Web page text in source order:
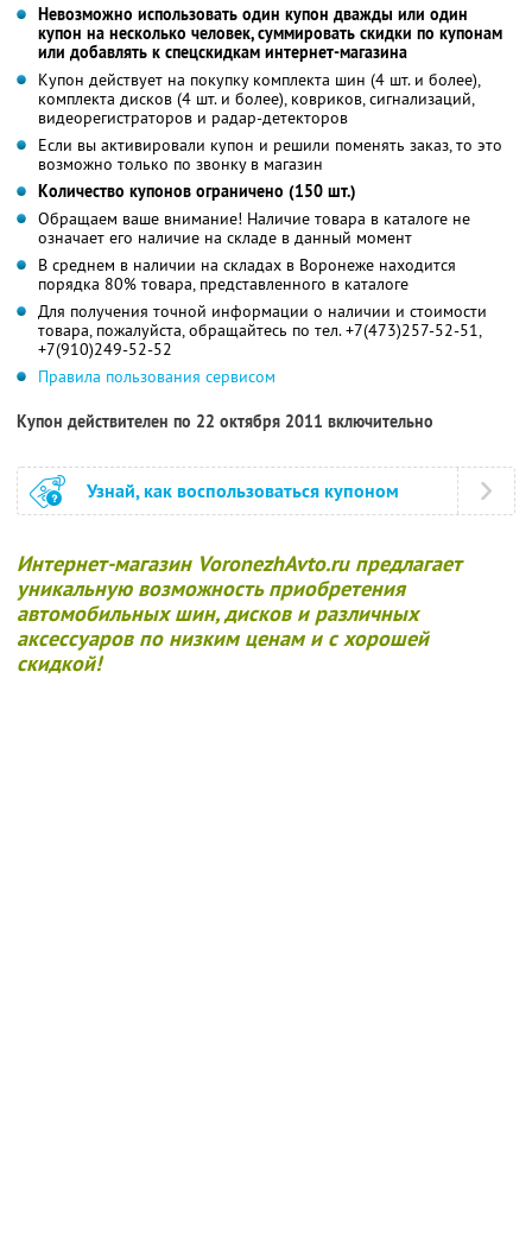
Невозможно использовать один купон дважды или один
купон на несколько человек, суммировать скидки по купонам
или добавлять к спецскидкам интернет-магазина
Купон действует на покупку комплекта шин (4 шт. и более),
комплекта дисков (4 шт. и более), ковриков, сигнализаций,
видеорегистраторов и радар-детекторов
Если вы активировали купон и решили поменять заказ, то это
возможно только по звонку в магазин
Количество купонов ограничено (150 шт.)
Обращаем ваше внимание! Наличие товара в каталоге не
означает его наличие на складе в данный момент
В среднем в наличии на складах в Воронеже находится
порядка 80% товара, представленного в каталоге
Для получения точной информации о наличии и стоимости
товара, пожалуйста, обращайтесь по тел. +7(473)257-52-51,
+7(910)249-52-52
Правила пользования сервисом
Купон действителен по 22 октября 2011 включительно
Узнай, как воспользоваться купоном
Интернет-магазин VoronezhAvto.ru предлагает
уникальную возможность приобретения
автомобильных шин, дисков и различных
аксессуаров по низким ценам и с хорошей
скидкой!